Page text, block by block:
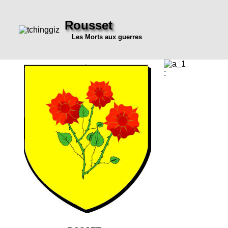
Rousset
Les Morts aux guerres
: